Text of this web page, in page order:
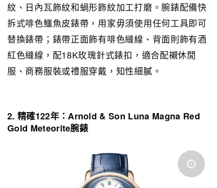
紋、日內瓦飾紋和蝸形飾紋加工打磨。腕錶配備快
拆式啡色鱷魚皮錶帶，用家毋須使用任何工具即可
替換錶帶；錶帶正面飾有啡色縫線、背面則飾有酒
紅色縫線，配18K玫瑰針式錶扣，適合配襯休閒
服、商務服裝或禮服穿戴，知性細膩。
2. 精確122年：Arnold & Son Luna Magna Red
Gold Meteorite腕錶